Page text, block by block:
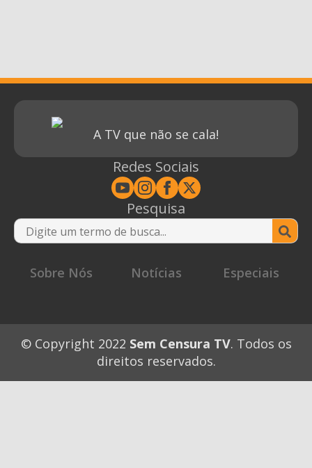
A TV que não se cala!
Redes Sociais
Pesquisa
Sobre Nós
Notícias Especiais
© Copyright 2022 Sem Censura TV. Todos os
direitos reservados.